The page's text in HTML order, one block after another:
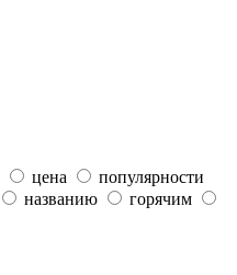
цена
популярности
названию
горячим